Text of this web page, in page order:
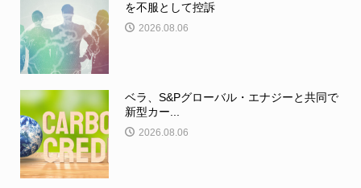
を不服として控訴
2026.08.06
ベラ、S&Pグローバル・エナジーと共同で
新型カー...
2026.08.06